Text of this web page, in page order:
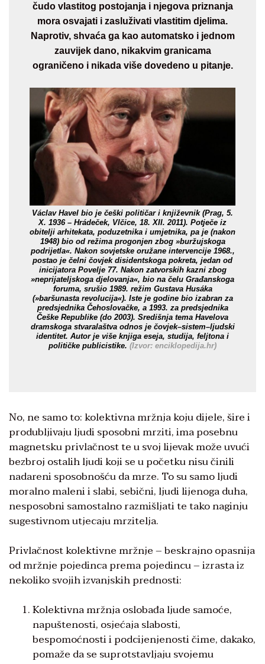
čudo vlastitog postojanja i njegova priznanja
mora osvajati i zasluživati vlastitim djelima.
Naprotiv, shvaća ga kao automatsko i jednom
zauvijek dano, nikakvim granicama
ograničeno i nikada više dovedeno u pitanje.
Václav Havel bio je češki političar i književnik (Prag, 5.
X. 1936 – Hrádeček, Vlčice, 18. XII. 2011). Potječe iz
obitelji arhitekata, poduzetnika i umjetnika, pa je (nakon
1948) bio od režima progonjen zbog »buržujskoga
podrijetla«. Nakon sovjetske oružane intervencije 1968.,
postao je čelni čovjek disidentskoga pokreta, jedan od
inicijatora Povelje 77. Nakon zatvorskih kazni zbog
»neprijateljskoga djelovanja«, bio na čelu Građanskoga
foruma, srušio 1989. režim Gustava Husáka
(»baršunasta revolucija«). Iste je godine bio izabran za
predsjednika Čehoslovačke, a 1993. za predsjednika
Češke Republike (do 2003). Središnja tema Havelova
dramskoga stvaralaštva odnos je čovjek–sistem–ljudski
identitet. Autor je više knjiga eseja, studija, feljtona i
političke publicistike. (Izvor: enciklopedija.hr)
No, ne samo to: kolektivna mržnja koju dijele, šire i
produbljivaju ljudi sposobni mrziti, ima posebnu
magnetsku privlačnost te u svoj lijevak može uvući
bezbroj ostalih ljudi koji se u početku nisu činili
nadareni sposobnošću da mrze. To su samo ljudi
moralno maleni i slabi, sebični, ljudi lijenoga duha,
nesposobni samostalno razmišljati te tako naginju
sugestivnom utjecaju mrzitelja.
Privlačnost kolektivne mržnje – beskrajno opasnija
od mržnje pojedinca prema pojedincu – izrasta iz
nekoliko svojih izvanjskih prednosti:
Kolektivna mržnja oslobađa ljude samoće,
napuštenosti, osjećaja slabosti,
bespomoćnosti i podcijenjenosti čime, dakako,
pomaže da se suprotstavljaju svojemu